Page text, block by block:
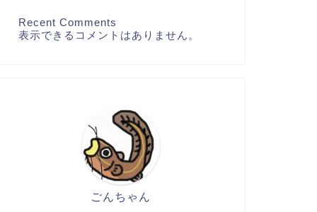
Recent Comments
表示できるコメントはありません。
ごんちゃん